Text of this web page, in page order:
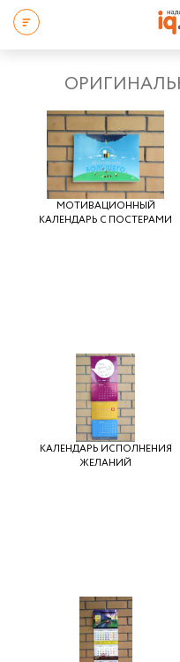
МОТИВАЦИОННЫЙ
КАЛЕНДАРЬ С ПОСТЕРАМИ
КАЛЕНДАРЬ ИСПОЛНЕНИЯ
ЖЕЛАНИЙ